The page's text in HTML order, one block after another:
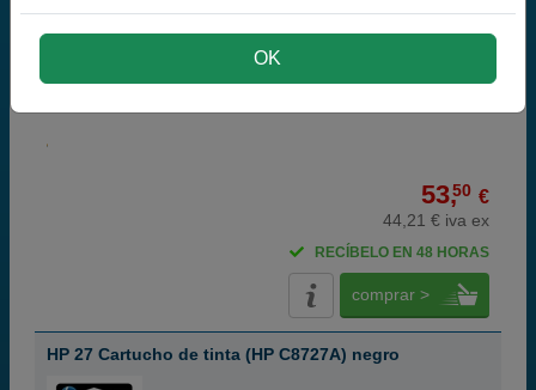
53,50 €
44,21 € iva ex
RECÍBELO EN 48 HORAS
comprar >
HP 27 Cartucho de tinta (HP C8727A) negro
OK